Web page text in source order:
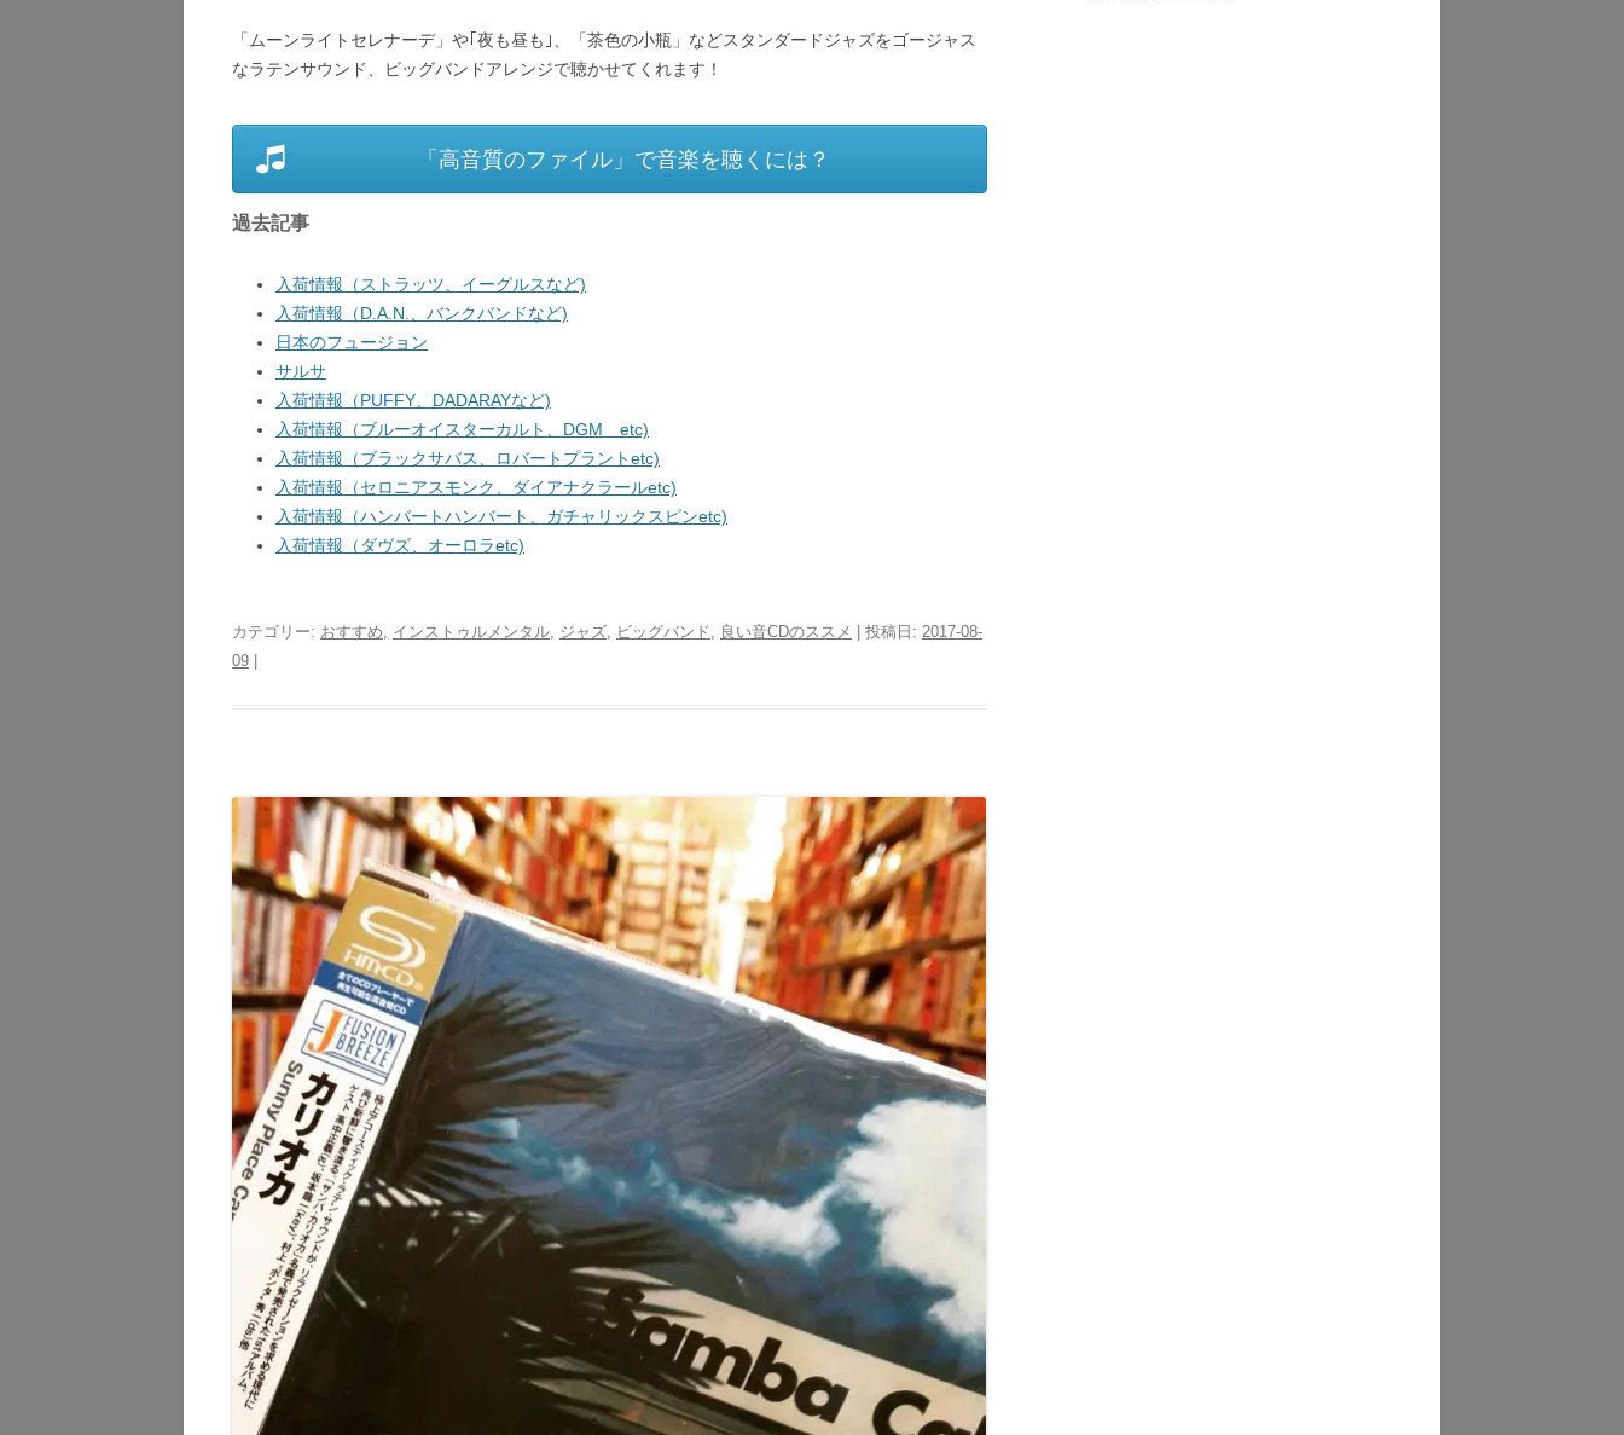
「ムーンライトセレナーデ」や｢夜も昼も｣、「茶色の小瓶」などスタンダードジャズをゴージャス
なラテンサウンド、ビッグバンドアレンジで聴かせてくれます！
「高音質のファイル」で音楽を聴くには？
過去記事
入荷情報（ストラッツ、イーグルスなど)
入荷情報（D.A.N.、バンクバンドなど)
日本のフュージョン
サルサ
入荷情報（PUFFY、DADARAYなど)
入荷情報（ブルーオイスターカルト、DGM etc)
入荷情報（ブラックサバス、ロバートプラントetc)
入荷情報（セロニアスモンク、ダイアナクラールetc)
入荷情報（ハンバートハンバート、ガチャリックスピンetc)
入荷情報（ダヴズ、オーロラetc)
カテゴリー: おすすめ インストゥルメンタル ジャズ ビッグバンド 良い音CDのススメ | 投稿日: 2017-08-
09